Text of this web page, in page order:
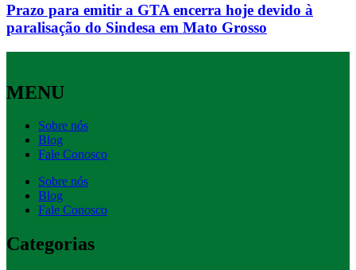
Prazo para emitir a GTA encerra hoje devido à
paralisação do Sindesa em Mato Grosso
MENU
Sobre nós
Blog
Fale Conosco
Sobre nós
Blog
Fale Conosco
Categorias